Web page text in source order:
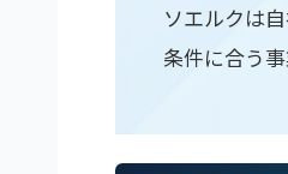
ソエルクは
条件に合う